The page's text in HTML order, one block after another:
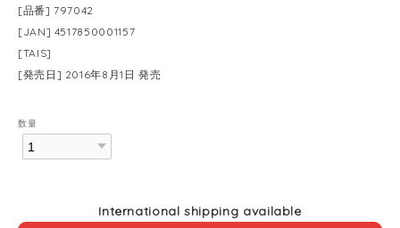
[品番] 797042
[JAN] 4517850001157
[TAIS]
[発売日] 2016年8月1日 発売
数量
International shipping available